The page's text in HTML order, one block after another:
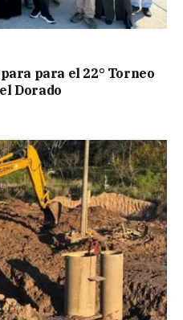
para el 22° Torneo
Dorado